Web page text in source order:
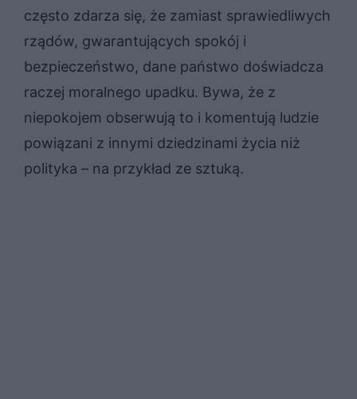
często zdarza się, że zamiast sprawiedliwych
rządów, gwarantujących spokój i
bezpieczeństwo, dane państwo doświadcza
raczej moralnego upadku. Bywa, że z
niepokojem obserwują to i komentują ludzie
powiązani z innymi dziedzinami życia niż
polityka – na przykład ze sztuką.